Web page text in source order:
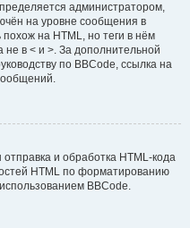
администратором,
на уровне сообщения в
на HTML, но теги в нём
не в < и >. За дополнительной
по BBCode, ссылка на
и обработка HTML-кода
HTML по форматированию
BBCode.